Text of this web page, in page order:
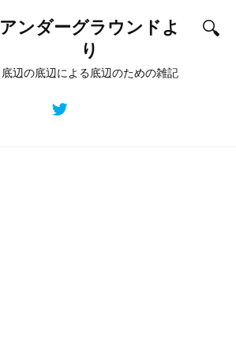
アンダーグラウンドよ
り
底辺の底辺による底辺のための雑記